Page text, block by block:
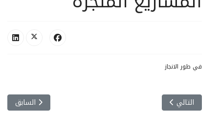
في طور الانجاز
المقال
السابق
المقال التالي: نيـابة رئاسة الجامعـة للتنميـة و الاستشـراف و
التالي